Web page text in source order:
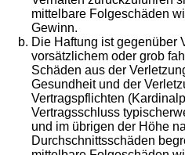
mittelbare Folgeschäden
Gewinn.
Die Haftung ist gegenüber
vorsätzlichem oder grob
Schäden aus der
Gesundheit und der
Vertragspflichten
Vertragsschluss
und im übrigen der Höhe
Durchschnittsschäden